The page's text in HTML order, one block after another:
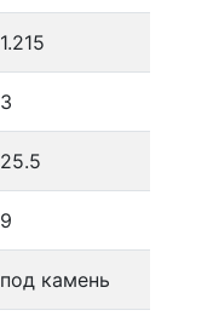
1.215
3
25.5
9
под камень